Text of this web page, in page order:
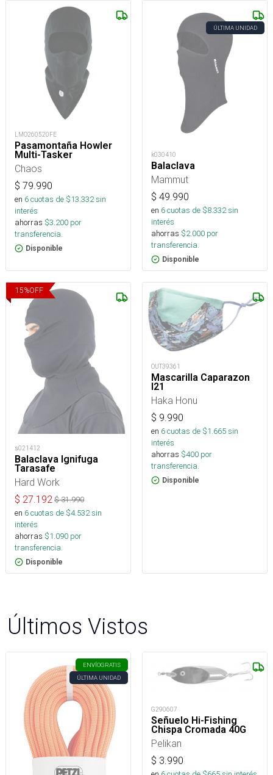
LMO260520FE
Pasamontaña Howler
Multi-Tasker
Chaos
$ 79.990
en 6cuotas de $13.332sin
interés
ahorras $3.200 por
transferencia.
Disponible
ÚLTIMA UNIDAD
k030410
Balaclava
Mammut
$ 49.990
en 6cuotas de $8.332sin
interés
ahorras $2.000 por
transferencia.
Disponible
15%OFF
s021412
Balaclava Ignifuga
Tarasafe
Hard Work
$ 27.192 $31.990
en 6cuotas de $4.532sin
interés
ahorras $1.090 por
transferencia.
Disponible
OUT39361
Mascarilla Caparazon
I21
Haka Honu
$ 9.990
en 6cuotas de $1.665sin
interés
ahorras $400 por
transferencia.
Disponible
Últimos Vistos
ENVÍOGRATIS
ÚLTIMA UNIDAD
G290607
Señuelo Hi-Fishing
Chispa Cromada 40G
Pelikan
$ 3.990